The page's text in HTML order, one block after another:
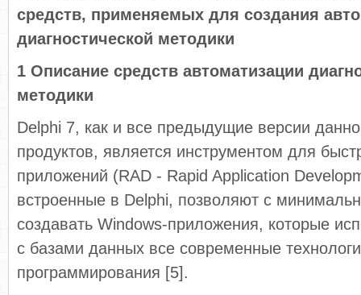
средств, применяемых для создания
диагностической методики
1 Описание средств автоматизации
методики
Delphi 7, как и все предыдущие версии
продуктов, является инструментом для
приложений (RAD - Rapid Application
встроенные в Delphi, позволяют с
создавать Windows-приложения, которые
с базами данных все современные
программирования [5].